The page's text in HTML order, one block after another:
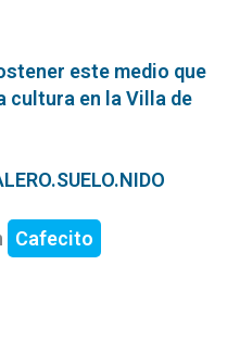
este medio que
cultura en la Villa de
Cafecito